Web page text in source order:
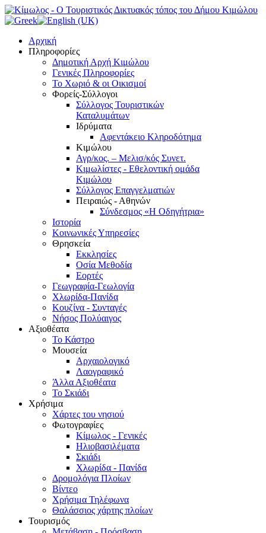
Αρχική
Πληροφορίες
Δημοτική Αρχή Κιμώλου
Γενικές Πληροφορίες
Το Xωριό & οι Οικισμοί
Φορείς-Σύλλογοι
Σύλλογος Τουριστικών
Καταλυμάτων
Ιδρύματα
Αφεντάκειο Κληροδότημα
Κιμώλου
Αγρ/κος. – Μελισ/κός Συνετ.
Κιμωλίστες - Εθελοντική ομάδα
Κιμώλου
Σύλλογος Επαγγελματιών
Πειραιώς - Αθηνών
Σύνδεσμος «Η Οδηγήτρια»
Ιστορία
Κοινωνικές Υπηρεσίες
Θρησκεία
Εκκλησίες
Οσία Μεθοδία
Εορτές
Γεωγραφία-Γεωλογία
Χλωρίδα-Πανίδα
Κουζίνα - Συνταγές
Νήσος Πολύαιγος
Αξιοθέατα
Το Κάστρο
Μουσεία
Αρχαιολογικό
Λαογραφικό
Άλλα Αξιοθέατα
Το Σκιάδι
Χρήσιμα
Χάρτες του νησιού
Φωτογραφίες
Κίμωλος - Γενικές
Ηλιοβασιλέματα
Σκιάδι
Χλωρίδα - Πανίδα
Δρομολόγια Πλοίων
Βίντεο
Χρήσιμα Τηλέφωνα
Θαλάσσιος χάρτης πλοίων
Τουρισμός